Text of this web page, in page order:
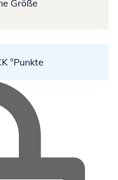
Größe
°Punkte